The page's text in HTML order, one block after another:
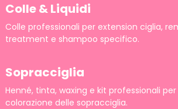
Colle & Liquidi
Colle professionali per extension ciglia,
treatment e shampoo specifico.
Sopracciglia
Henné, tinta, waxing e kit professionali
colorazione delle sopracciglia.